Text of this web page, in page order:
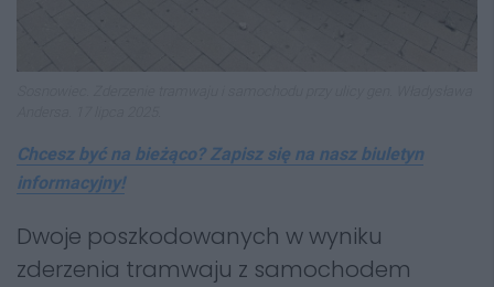
Chcesz być na bieżąco? Zapisz się na nasz biuletyn
informacyjny!
Dwoje poszkodowanych w wyniku
zderzenia tramwaju z samochodem